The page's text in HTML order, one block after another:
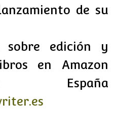
de su
sobre edición y
en Amazon
España